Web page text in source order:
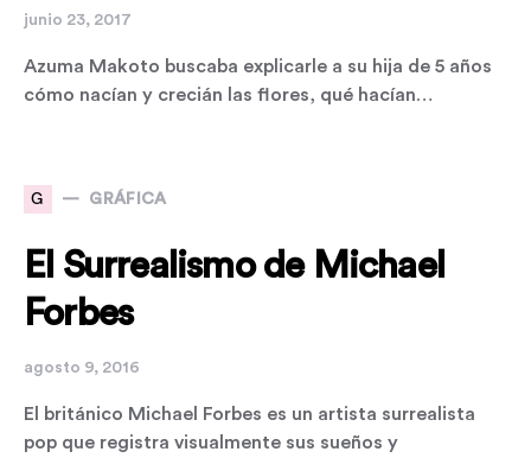
junio 23, 2017
Azuma Makoto buscaba explicarle a su hija de 5 años
cómo nacían y crecián las flores, qué hacían…
G GRÁFICA
El Surrealismo de Michael
Forbes
agosto 9, 2016
El británico Michael Forbes es un artista surrealista
pop que registra visualmente sus sueños y